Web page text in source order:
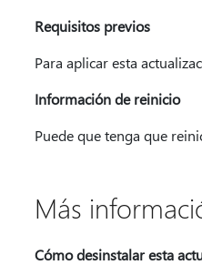
Requisitos previos
Para aplicar esta
Información de reinicio
Puede que tenga que
Más
Cómo desinstalar esta